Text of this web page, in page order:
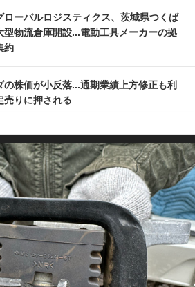
ローバルロジスティクス、茨城県つくば
型物流倉庫開設...電動工具メーカーの拠
約
の株価が小反落...通期業績上方修正も利
売りに押される